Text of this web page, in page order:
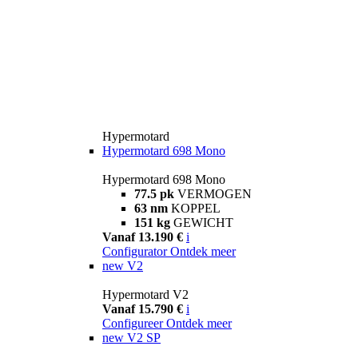
Hypermotard
Hypermotard 698 Mono
Hypermotard 698 Mono
77.5 pk VERMOGEN
63 nm KOPPEL
151 kg GEWICHT
Vanaf 13.190 € i
Configurator Ontdek meer
new V2
Hypermotard V2
Vanaf 15.790 € i
Configureer Ontdek meer
new V2 SP